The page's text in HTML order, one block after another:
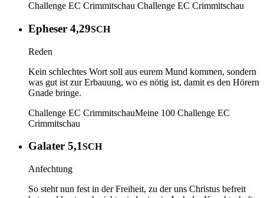
Challenge EC Crimmitschau Challenge EC Crimmitschau
Epheser 4,29SCH
Reden
Kein schlechtes Wort soll aus eurem Mund kommen, sondern
was gut ist zur Erbauung, wo es nötig ist, damit es den Hörern
Gnade bringe.
Challenge EC CrimmitschauMeine 100 Challenge EC
Crimmitschau
Galater 5,1SCH
Anfechtung
So steht nun fest in der Freiheit, zu der uns Christus befreit